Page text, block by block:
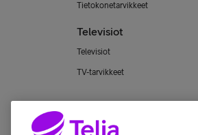
Tietokonetarvikkeet
Televisiot
Televisiot
TV-tarvikkeet